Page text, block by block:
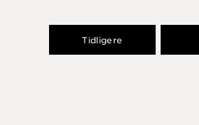
Tidligere